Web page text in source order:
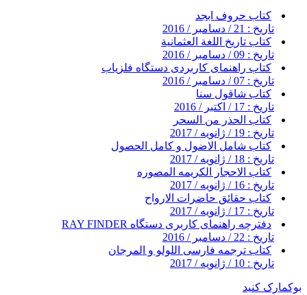
کتاب حروف ابجد
تاریخ : 21 / دسامبر / 2016
کتاب تاريخ اللغة العثمانية
تاریخ : 09 / دسامبر / 2016
کتاب راهنمای کاربردی دستگاه فلزیاب
تاریخ : 07 / دسامبر / 2016
کتاب شاقول سنا
تاریخ : 17 / اکتبر / 2016
کتاب الحذر من السحر
تاریخ : 19 / ژانویه / 2017
کتاب شامل الاضول و کامل الحصول
تاریخ : 18 / ژانویه / 2017
کتاب الاحجار الکریمه المصوره
تاریخ : 16 / ژانویه / 2017
کتاب حقائق حاضرات الارواح
تاریخ : 17 / ژانویه / 2017
دفترچه راهنمای کاربری دستگاه RAY FINDER
تاریخ : 22 / دسامبر / 2016
کتاب ترجمه فارسی اللولو و المرجان
تاریخ : 10 / ژانویه / 2017
بوکمارک کنید